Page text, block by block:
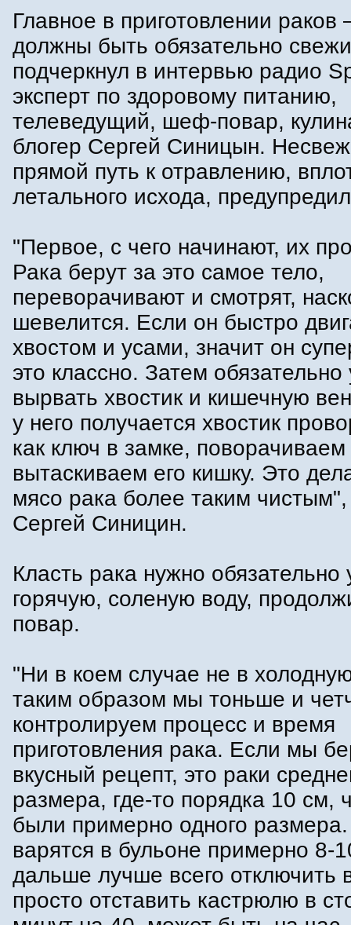
Главное в приготовлении раков
должны быть обязательно
подчеркнул в интервью радио
эксперт по здоровому питанию,
телеведущий, шеф-повар,
блогер Сергей Синицын.
прямой путь к отравлению,
летального исхода,
"Первое, с чего начинают, их
Рака берут за это самое тело,
переворачивают и смотрят,
шевелится. Если он быстро
хвостом и усами, значит он
это классно. Затем обязательно
вырвать хвостик и кишечную
у него получается хвостик
как ключ в замке, поворачиваем
вытаскиваем его кишку. Это
мясо рака более таким чистым",
Сергей Синицин.
Класть рака нужно обязательно
горячую, соленую воду,
повар.
"Ни в коем случае не в
таким образом мы тоньше и
контролируем процесс и время
приготовления рака. Если мы
вкусный рецепт, это раки
размера, где-то порядка 10 см,
были примерно одного
варятся в бульоне примерно 8-
дальше лучше всего отключить
просто отставить кастрюлю в